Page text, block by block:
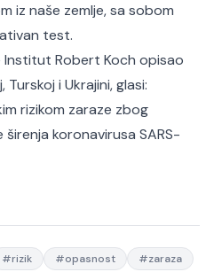
iz naše zemlje, sa sobom
test.
Institut Robert Koch opisao
i Ukrajini, glasi:
rizikom zaraze zbog
koronavirusa SARS-
#rizik #opasnost #zaraza